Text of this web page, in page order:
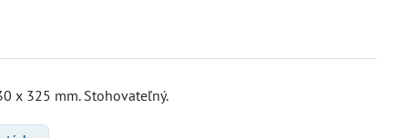
x 325 mm. Stohovateľný.